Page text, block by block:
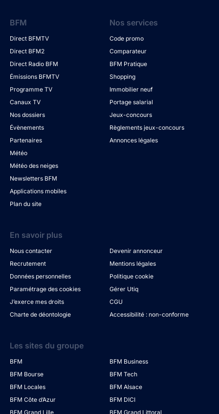
BFM
Direct BFMTV
Direct BFM2
Direct Radio BFM
Émissions BFMTV
Programme TV
Canaux TV
Nos dossiers
Évènements
Partenaires
Météo
Météo des neiges
Newsletters BFM
Applications mobiles
Plan du site
Nos services
Code promo
Comparateur
BFM Pratique
Shopping
Immobilier neuf
Portage salarial
Jeux-concours
Règlements jeux-concours
Annonces légales
En savoir plus
Nous contacter
Devenir annonceur
Recrutement
Mentions légales
Données personnelles
Politique cookie
Paramétrage des cookies
Gérer Utiq
J’exerce mes droits
CGU
Charte de déontologie
Accessibilité : non-conforme
Les sites du groupe
BFM
BFM Business
BFM Bourse
BFM Tech
BFM Locales
BFM Alsace
BFM Côte d’Azur
BFM DICI
BFM Grand Lille
BFM Grand Littoral